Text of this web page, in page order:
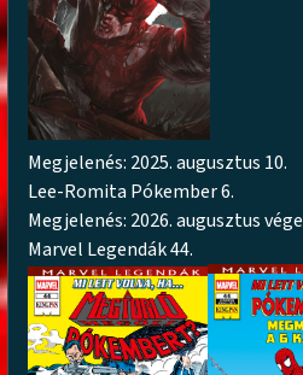
Megjelenés: 2025. augusztus 10.
Lee-Romita Pókember 6.
Megjelenés: 2026. augusztus vége
Marvel Legendák 44.